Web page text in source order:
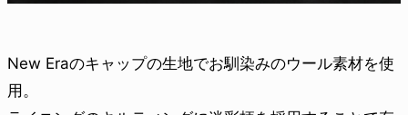
New Eraのキャップの生地でお馴染みのウール素材を使
用。